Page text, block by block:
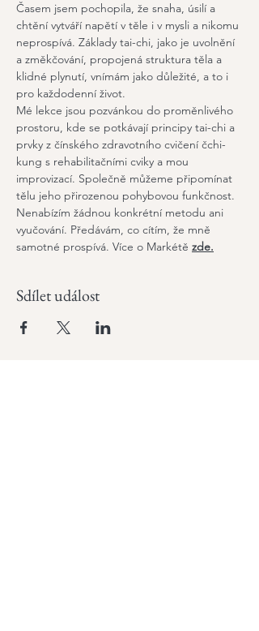
Časem jsem pochopila, že snaha, úsilí a
chtění vytváří napětí v těle i v mysli a nikomu
neprospívá. Základy tai-chi, jako je uvolnění
a změkčování, propojená struktura těla a
klidné plynutí, vnímám jako důležité, a to i
pro každodenní život.
Mé lekce jsou pozvánkou do proměnlivého
prostoru, kde se potkávají principy tai-chi a
prvky z čínského zdravotního cvičení čchi-
kung s rehabilitačními cviky a mou
improvizací. Společně můžeme připomínat
tělu jeho přirozenou pohybovou funkčnost.
Nenabízím žádnou konkrétní metodu ani
vyučování. Předávám, co cítím, že mně
samotné prospívá. Více o Markétě zde.
Sdílet událost